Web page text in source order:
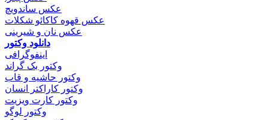
عکس ساندویچ
عکس قهوه کاکائو شکلات
عکس نان و شیرینی
دانلود وکتور
اینفوگرافی
وکتور بک گراند
وکتور حاشیه و قاب
وکتور کاراکتر انسان
وکتور کارت ویزیت
وکتور لوگو